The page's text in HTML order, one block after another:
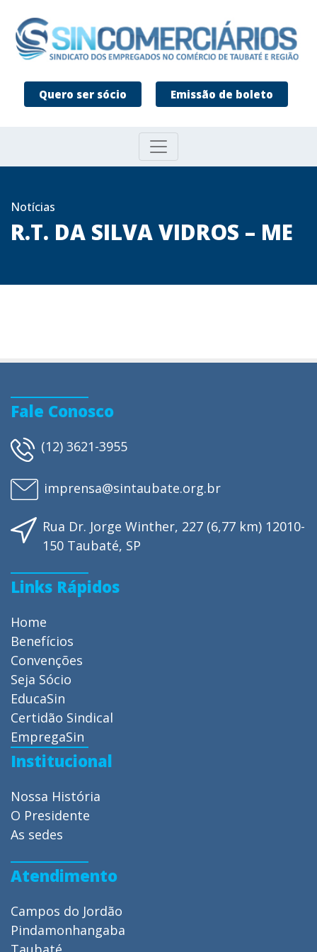
Quero ser sócio Emissão de boleto
Notícias
R.T. DA SILVA VIDROS – ME
Fale Conosco
(12) 3621-3955
imprensa@sintaubate.org.br
Rua Dr. Jorge Winther, 227 (6,77 km) 12010-
150 Taubaté, SP
Links Rápidos
Home
Benefícios
Convenções
Seja Sócio
EducaSin
Certidão Sindical
EmpregaSin
Institucional
Nossa História
O Presidente
As sedes
Atendimento
Campos do Jordão
Pindamonhangaba